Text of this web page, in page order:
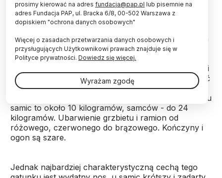
Nosacz sundajski (Nasalis larvatus
wyginięciem małpa zamieszkująca lasy Borneo i
okolicznych wysp. Żyje w małych, trwałych grupach
("haremach") złożonych z samca i kilku samic. Żywi
się liśćmi, owocami i nasionami, ale jada również
drobne bezkręgowce. Stara się trzymać blisko rzek i
ich ujść - potrafi dobrze pływać i nurkować. Długość
ciała bez ogona wynosi od 61 do 76 centymetrów,
ogon jest podobnej długości. Masa ciała w przypadku
samic to około 10 kilogramów, samców - do 24
kilogramów. Ubarwienie grzbietu i ramion od
różowego, czerwonego do brązowego. Kończyny i
ogon są szare.
Jednak najbardziej charakterystyczną cechą tego
prosimy kierować na adres fundacja@pap.pl lub pisemnie na
adres Fundacja PAP, ul. Bracka 6/8, 00-502 Warszawa z
dopiskiem "ochrona danych osobowych"
Więcej o zasadach przetwarzania danych osobowych i
przysługujących Użytkownikowi prawach znajduje się w
Polityce prywatności. Dowiedz się więcej.
Wyrażam zgodę